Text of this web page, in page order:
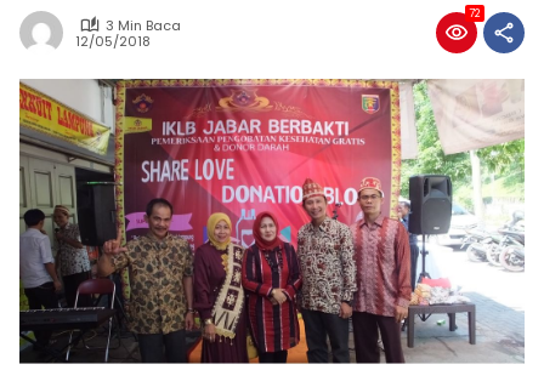
3 Min Baca
12/05/2018
72